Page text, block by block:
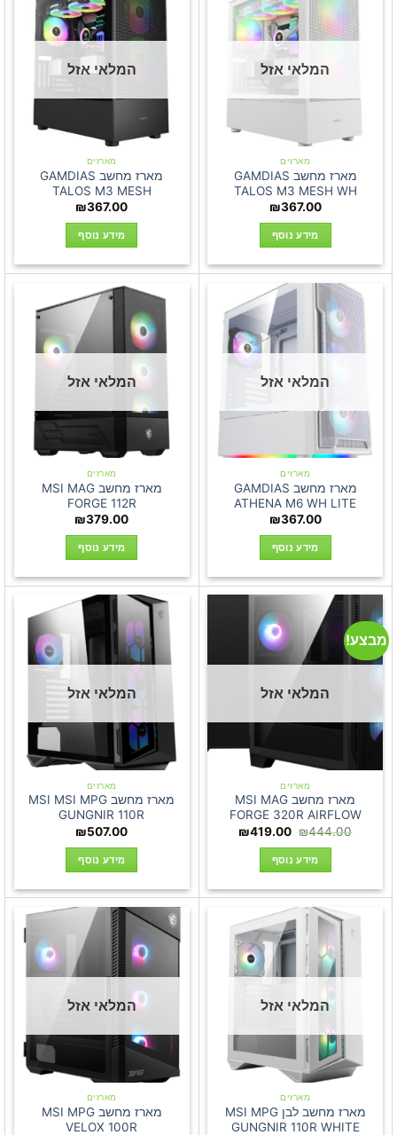
המלאי אזל
מארזים
מארז מחשב GAMDIAS
TALOS M3 MESH WH
₪367.00
מידע נוסף
המלאי אזל
מארזים
מארז מחשב GAMDIAS
TALOS M3 MESH
₪367.00
מידע נוסף
המלאי אזל
מארזים
מארז מחשב GAMDIAS
ATHENA M6 WH LITE
₪367.00
מידע נוסף
המלאי אזל
מארזים
מארז מחשב MSI MAG
FORGE 112R
₪379.00
מידע נוסף
מבצע!
המלאי אזל
מארזים
מארז מחשב MSI MAG
FORGE 320R AIRFLOW
₪444.00
המחיר
₪444.00.
₪419.00
המחיר
מידע נוסף
המלאי אזל
מארזים
מארז מחשב MSI MSI MPG
GUNGNIR 110R
₪507.00
מידע נוסף
המלאי אזל
מארזים
מארז מחשב לבן MSI MPG
GUNGNIR 110R WHITE
המלאי אזל
מארזים
מארז מחשב MSI MPG
VELOX 100R